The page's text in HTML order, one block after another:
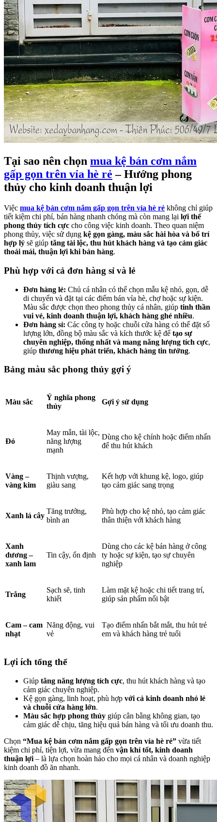
Tại sao nên chọn mua kệ bán cơm nắm
gấp gọn trên vỉa hè rẻ – Hướng phong
thủy cho kinh doanh thuận lợi
Việc mua kệ bán cơm nắm gấp gọn trên vỉa hè rẻ không chỉ giúp
tiết kiệm chi phí, bán hàng nhanh chóng mà còn mang lại lợi thế
phong thủy tích cực cho công việc kinh doanh. Theo quan niệm
phong thủy, việc sử dụng kệ gọn gàng, màu sắc hài hòa và bố trí
hợp lý sẽ giúp tăng tài lộc, thu hút khách hàng và tạo cảm giác
thoải mái, thuận lợi khi bán hàng.
Phù hợp với cả đơn hàng sỉ và lẻ
Đơn hàng lẻ: Chủ cá nhân có thể chọn mẫu kệ nhỏ, gọn, dễ
di chuyển và đặt tại các điểm bán vỉa hè, chợ hoặc sự kiện.
Màu sắc được chọn theo phong thủy cá nhân, giúp tinh thần
vui vẻ, kinh doanh thuận lợi, khách hàng ghé nhiều.
Đơn hàng sỉ: Các công ty hoặc chuỗi cửa hàng có thể đặt số
lượng lớn, đồng bộ màu sắc và kích thước kệ để tạo sự
chuyên nghiệp, thống nhất và mang năng lượng tích cực,
giúp thương hiệu phát triển, khách hàng tin tưởng.
Bảng màu sắc phong thủy gợi ý
Màu sắc
Ý nghĩa phong
thủy
Gợi ý sử dụng
Đỏ
May mắn, tài lộc,
năng lượng
mạnh
Dùng cho kệ chính hoặc điểm nhấn
để thu hút khách
Vàng –
vàng kim
Thịnh vượng,
giàu sang
Kết hợp với khung kệ, logo, giúp
tạo cảm giác sang trọng
Xanh lá cây
Tăng trưởng,
bình an
Phù hợp cho kệ nhỏ, tạo cảm giác
thân thiện với khách hàng
Xanh
dương –
xanh lam
Tin cậy, ổn định
Dùng cho các kệ bán hàng ở công
ty hoặc sự kiện, tạo sự chuyên
nghiệp
Trắng
Sạch sẽ, tinh
khiết
Làm mặt kệ hoặc chi tiết trang trí,
giúp sản phẩm nổi bật
Cam – cam
nhạt
Năng động, vui
vẻ
Tạo điểm nhấn bắt mắt, thu hút trẻ
em và khách hàng trẻ tuổi
Lợi ích tổng thể
Giúp tăng năng lượng tích cực, thu hút khách hàng và tạo
cảm giác chuyên nghiệp.
Kệ gọn gàng, linh hoạt, phù hợp với cả kinh doanh nhỏ lẻ
và chuỗi cửa hàng lớn.
Màu sắc hợp phong thủy giúp cân bằng không gian, tạo
cảm giác dễ chịu, tăng hiệu quả bán hàng và tối ưu doanh thu.
Chọn “Mua kệ bán cơm nắm gấp gọn trên vỉa hè rẻ” vừa tiết
kiệm chi phí, tiện lợi, vừa mang đến vận khí tốt, kinh doanh
thuận lợi – là lựa chọn hoàn hảo cho mọi cá nhân và doanh nghiệp
kinh doanh đồ ăn nhanh.